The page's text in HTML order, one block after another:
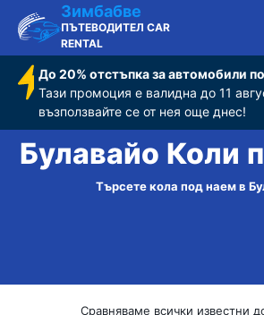
Зимбабве
ПЪТЕВОДИТЕЛ CAR
RENTAL
До 20% отстъпка за автомобили
Тази промоция е валидна до 11
възползвайте се от нея още днес!
Булавайо Коли
Търсете кола под наем в
Сравняваме всички известни